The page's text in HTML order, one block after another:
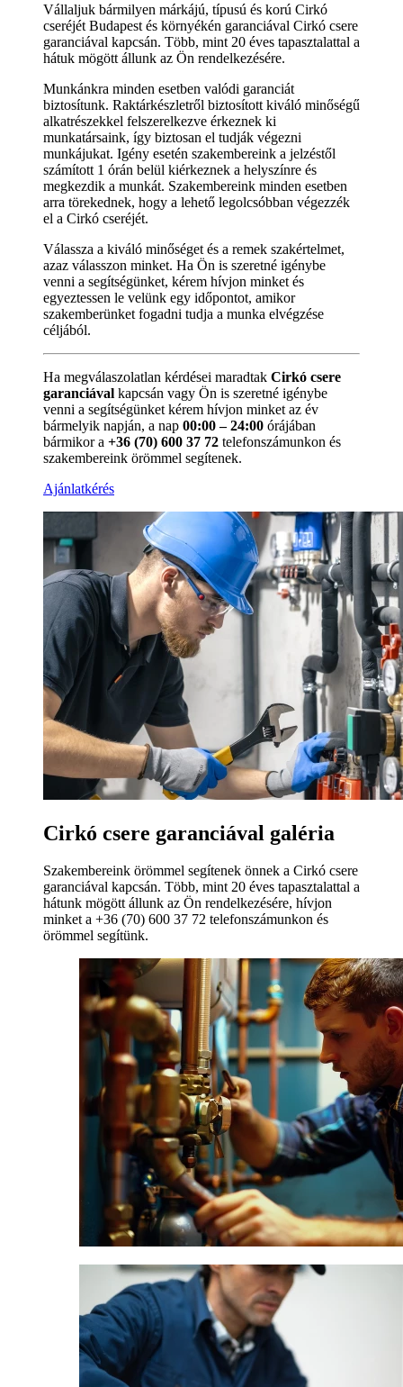
Vállaljuk bármilyen márkájú, típusú és korú Cirkó
cseréjét Budapest és környékén garanciával Cirkó csere
garanciával kapcsán. Több, mint 20 éves tapasztalattal a
hátuk mögött állunk az Ön rendelkezésére.
Munkánkra minden esetben valódi garanciát
biztosítunk. Raktárkészletről biztosított kiváló minőségű
alkatrészekkel felszerelkezve érkeznek ki
munkatársaink, így biztosan el tudják végezni
munkájukat. Igény esetén szakembereink a jelzéstől
számított 1 órán belül kiérkeznek a helyszínre és
megkezdik a munkát. Szakembereink minden esetben
arra törekednek, hogy a lehető legolcsóbban végezzék
el a Cirkó cseréjét.
Válassza a kiváló minőséget és a remek szakértelmet,
azaz válasszon minket. Ha Ön is szeretné igénybe
venni a segítségünket, kérem hívjon minket és
egyeztessen le velünk egy időpontot, amikor
szakemberünket fogadni tudja a munka elvégzése
céljából.
Ha megválaszolatlan kérdései maradtak Cirkó csere
garanciával kapcsán vagy Ön is szeretné igénybe
venni a segítségünket kérem hívjon minket az év
bármelyik napján, a nap 00:00 – 24:00 órájában
bármikor a +36 (70) 600 37 72 telefonszámunkon és
szakembereink örömmel segítenek.
Ajánlatkérés
Cirkó csere garanciával galéria
Szakembereink örömmel segítenek önnek a Cirkó csere
garanciával kapcsán. Több, mint 20 éves tapasztalattal a
hátunk mögött állunk az Ön rendelkezésére, hívjon
minket a +36 (70) 600 37 72 telefonszámunkon és
örömmel segítünk.